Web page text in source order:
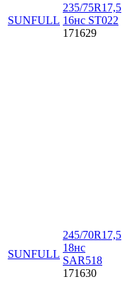
SUNFULL
235/75R17,5
16нс ST022
171629
SUNFULL
245/70R17,5
18нс
SAR518
171630